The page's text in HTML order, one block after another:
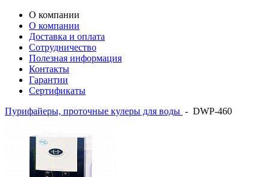
О компании
О компании
Доставка и оплата
Сотрудничество
Полезная информация
Контакты
Гарантии
Сертификаты
Пурифайеры, проточные кулеры для воды - DWP-460